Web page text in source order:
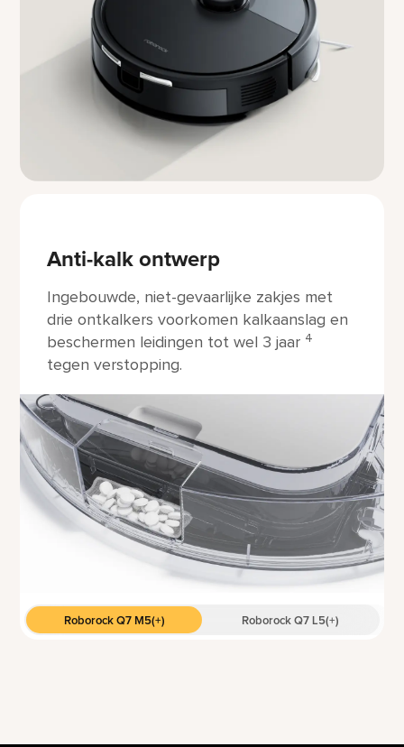
Anti-kalk ontwerp
Ingebouwde, niet-gevaarlijke zakjes met
drie ontkalkers voorkomen kalkaanslag en
beschermen leidingen tot wel 3 jaar 4
tegen verstopping.
Roborock Q7 M5(+) Roborock Q7 L5(+)